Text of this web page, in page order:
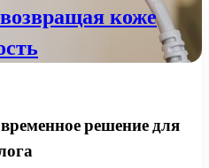
коже
решение для